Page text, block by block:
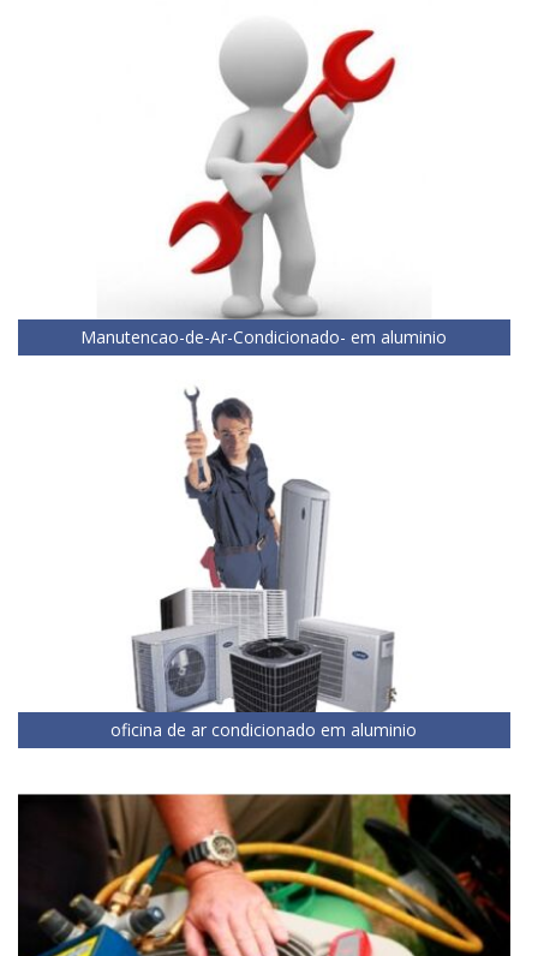
Manutencao-de-Ar-Condicionado- em aluminio
oficina de ar condicionado em aluminio